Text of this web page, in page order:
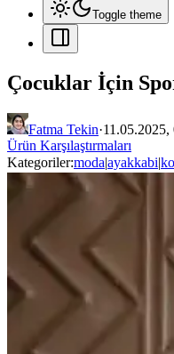
Toggle theme
Çocuklar İçin
Fatma Tekin·11.05.2025,
Ürün Karşılaştırmaları
Kategoriler:moda|ayakkabi|